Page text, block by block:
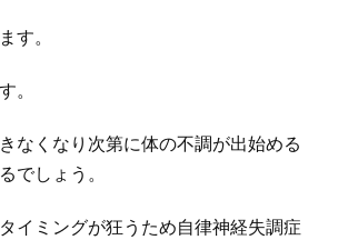
す。
。
なくなり次第に体の不調が出始める
でしょう。
イミングが狂うため自律神経失調症